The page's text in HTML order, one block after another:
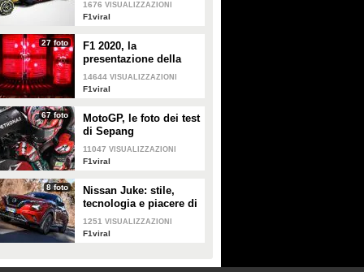
1676 VISUALIZZAZIONI
F1viral
27 foto
F1 2020, la
presentazione della
Ferrari a Reggio Emilia
14644 VISUALIZZAZIONI
F1viral
67 foto
MotoGP, le foto dei test
di Sepang
11047 VISUALIZZAZIONI
F1viral
8 foto
Nissan Juke: stile,
tecnologia e piacere di
guida
1251 VISUALIZZAZIONI
F1viral